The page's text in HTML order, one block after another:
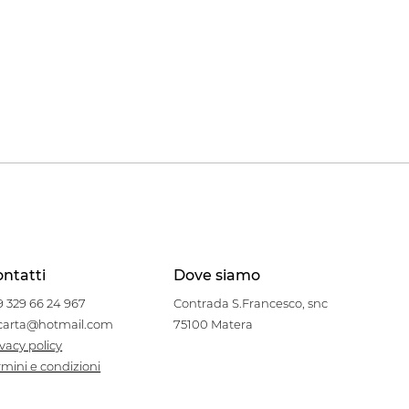
Dove siamo
329 66 24 967
policy
e condizioni
Contrada S.Francesco, snc
75100 Matera